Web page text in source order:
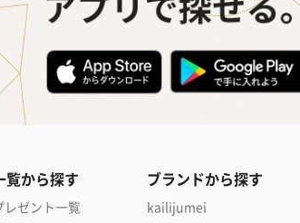
覧から探す
レゼント一覧
ブランドから探す
kailijumei